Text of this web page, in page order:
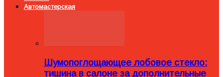
Автомастерская
Шумопоглощающее лобовое стекло:
тишина в салоне за дополнительные